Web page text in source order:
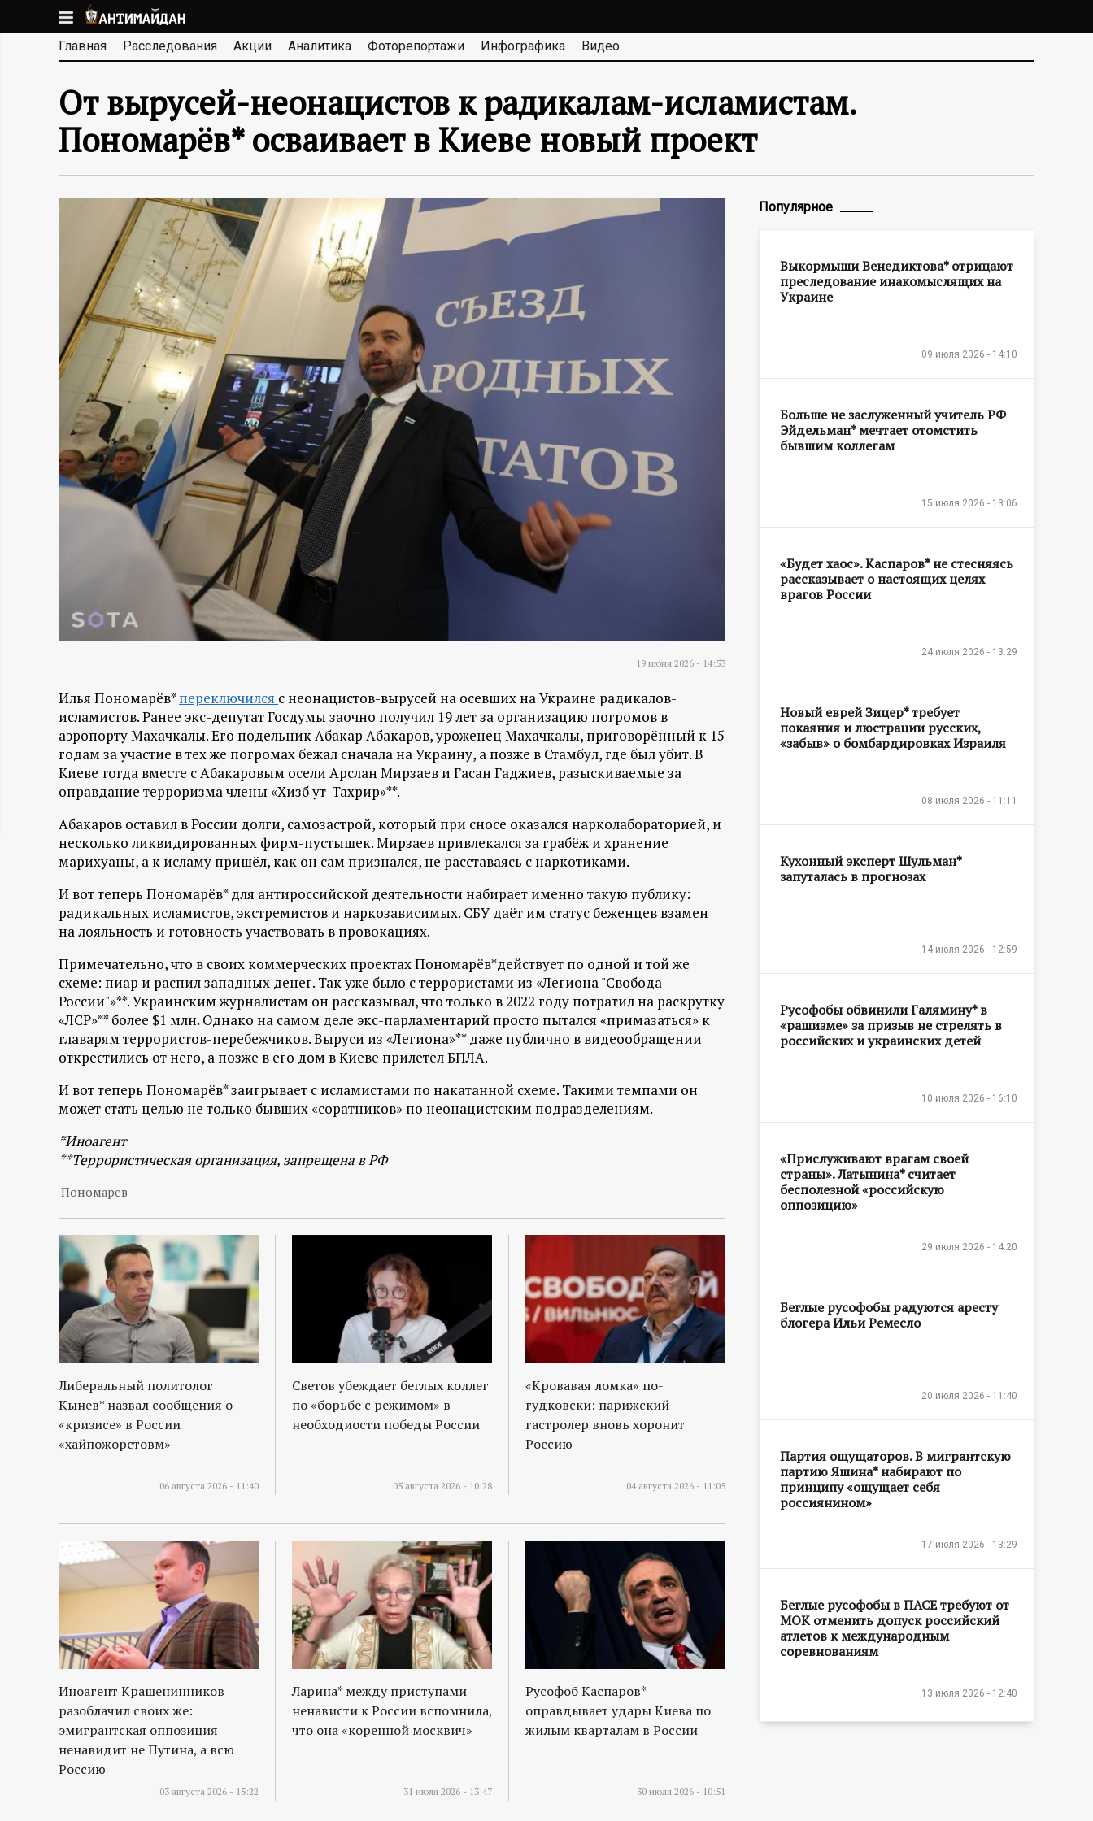
к
основномуА
Н
Т
И
М
Д
А
-
и
р
а
ц
и
о
н
н
й
п
о
р
т
а
л
Главная Расследования Акции Аналитика Фоторепортажи Инфографика Видео
От вырусей-неонацистов к радикалам-исламистам.
Пономарёв* осваивает в Киеве новый проект
19 июня 2026 - 14:53
Илья Пономарёв*переключился с неонацистов-вырусей на осевших на Украине радикалов-
исламистов. Ранее экс-депутат Госдумы заочно получил 19 лет за организацию погромов в
аэропорту Махачкалы. Его подельник Абакар Абакаров, уроженец Махачкалы, приговорённый к 15
годам за участие в тех же погромах бежал сначала на Украину, а позже в Стамбул, где был убит. В
Киеве тогда вместе с Абакаровым осели Арслан Мирзаев и Гасан Гаджиев, разыскиваемые за
оправдание терроризма члены «Хизб ут-Тахрир»**.
Абакаров оставил в России долги, самозастрой, который при сносе оказался нарколабораторией, и
несколько ликвидированных фирм-пустышек. Мирзаев привлекался за грабёж и хранение
марихуаны, а к исламу пришёл, как он сам признался, не расставаясь с наркотиками.
И вот теперь Пономарёв* для антироссийской деятельности набирает именно такую публику:
радикальных исламистов, экстремистов и наркозависимых. СБУ даёт им статус беженцев взамен
на лояльность и готовность участвовать в провокациях.
Примечательно, что в своих коммерческих проектах Пономарёв*действует по одной и той же
схеме: пиар и распил западных денег. Так уже было с террористами из «Легиона "Свобода
России"»**. Украинским журналистам он рассказывал, что только в 2022 году потратил на раскрутку
«ЛСР»** более $1 млн. Однако на самом деле экс-парламентарий просто пытался «примазаться» к
главарям террористов-перебежчиков. Выруси из «Легиона»** даже публично в видеообращении
открестились от него, а позже в его дом в Киеве прилетел БПЛА.
И вот теперь Пономарёв* заигрывает с исламистами по накатанной схеме. Такими темпами он
может стать целью не только бывших «соратников» по неонацистским подразделениям.
*Иноагент
**Террористическая организация, запрещена в РФ
Пономарев
Либеральный политолог
Кынев* назвал сообщения о
«кризисе» в России
«хайпожорстовм»
06 августа 2026 - 11:40
Светов убеждает беглых коллег
по «борьбе с режимом» в
необходиости победы России
05 августа 2026 - 10:28
«Кровавая ломка» по-
гудковски: парижский
гастролер вновь хоронит
Россию
04 августа 2026 - 11:05
Иноагент Крашенинников
разоблачил своих же:
эмигрантская оппозиция
ненавидит не Путина, а всю
Россию
03 августа 2026 - 15:22
Ларина* между приступами
ненависти к России вспомнила,
что она «коренной москвич»
31 июля 2026 - 13:47
Русофоб Каспаров*
оправдывает удары Киева по
жилым кварталам в России
30 июля 2026 - 10:51
Популярное
Выкормыши Венедиктова* отрицают
преследование инакомыслящих на
Украине
09 июля 2026 - 14:10
Больше не заслуженный учитель РФ
Эйдельман* мечтает отомстить
бывшим коллегам
15 июля 2026 - 13:06
«Будет хаос». Каспаров* не стесняясь
рассказывает о настоящих целях
врагов России
24 июля 2026 - 13:29
Новый еврей Зицер* требует
покаяния и люстрации русских,
«забыв» о бомбардировках Израиля
08 июля 2026 - 11:11
Кухонный эксперт Шульман*
запуталась в прогнозах
14 июля 2026 - 12:59
Русофобы обвинили Галямину* в
«рашизме» за призыв не стрелять в
российских и украинских детей
10 июля 2026 - 16:10
«Прислуживают врагам своей
страны». Латынина* считает
бесполезной «российскую
оппозицию»
29 июля 2026 - 14:20
Беглые русофобы радуются аресту
блогера Ильи Ремесло
20 июля 2026 - 11:40
Партия ощущаторов. В мигрантскую
партию Яшина* набирают по
принципу «ощущает себя
россиянином»
17 июля 2026 - 13:29
Беглые русофобы в ПАСЕ требуют от
МОК отменить допуск российский
атлетов к международным
соревнованиям
13 июля 2026 - 12:40